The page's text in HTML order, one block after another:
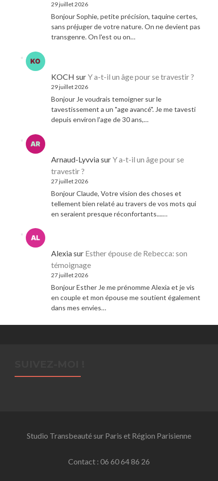
29 juillet 2026
Bonjour Sophie, petite précision, taquine certes,
sans préjuger de votre nature. On ne devient pas
transgenre. On l'est ou on…
KOCH surY a-t-il un âge pour se travestir ?
29 juillet 2026
Bonjour Je voudrais temoigner sur le
tavestissement a un "age avancé". Je me tavesti
depuis environ l'age de 30 ans,…
Arnaud-LyvviasurY a-t-il un âge pour se
travestir ?
27 juillet 2026
Bonjour Claude, Votre vision des choses et
tellement bien relaté au travers de vos mots qui
en seraient presque réconfortants....…
Alexiasur Esther épouse de Rebecca: son
témoignage
27 juillet 2026
Bonjour Esther Je me prénomme Alexia et je vis
en couple et mon épouse me soutient également
dans mes envies…
Studio Transbeauté sur Paris et Région Parisienne
Contact : 06 60 64 86 26